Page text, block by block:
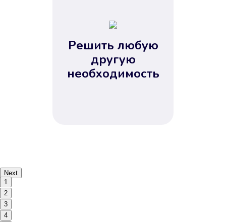
Решить любую
другую
необходимость
Next
1
2
3
4